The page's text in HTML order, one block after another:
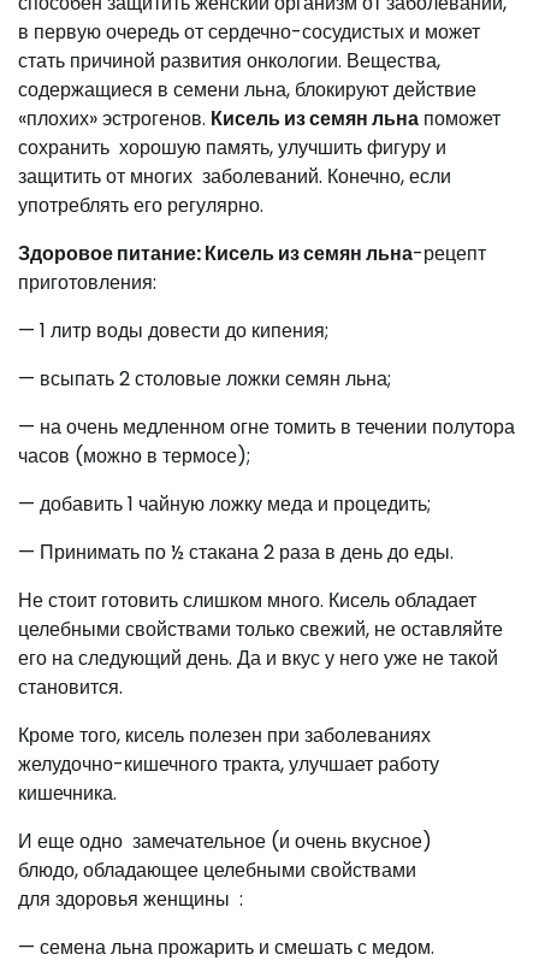
в первую очередь от сердечно-сосудистых и может
стать причиной развития онкологии. Вещества,
содержащиеся в семени льна, блокируют действие
«плохих» эстрогенов. Кисель из семян льна поможет
сохранить хорошую память, улучшить фигуру и
защитить от многих заболеваний. Конечно, если
употреблять его регулярно.
Здоровое питание: Кисель из семян льна-рецепт
приготовления:
— 1 литр воды довести до кипения;
— всыпать 2 столовые ложки семян льна;
— на очень медленном огне томить в течении полутора
часов (можно в термосе);
— добавить 1 чайную ложку меда и процедить;
— Принимать по ½ стакана 2 раза в день до еды.
Не стоит готовить слишком много. Кисель обладает
целебными свойствами только свежий, не оставляйте
его на следующий день. Да и вкус у него уже не такой
становится.
Кроме того, кисель полезен при заболеваниях
желудочно-кишечного тракта, улучшает работу
кишечника.
И еще одно замечательное (и очень вкусное)
блюдо, обладающее целебными свойствами
для здоровья женщины :
— семена льна прожарить и смешать с медом.